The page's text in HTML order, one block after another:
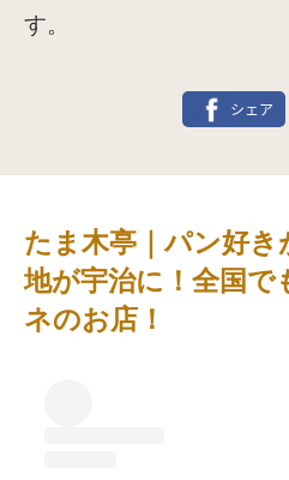
す。
シェア
たま木亭｜パン好
地が宇治に！全国で
ネのお店！